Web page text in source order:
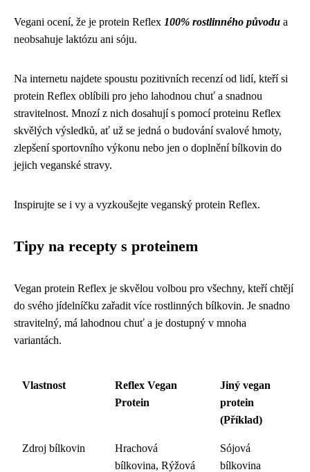
Vegani ocení, že je protein Reflex 100% rostlinného původu a
neobsahuje laktózu ani sóju.
Na internetu najdete spoustu pozitivních recenzí od lidí, kteří si
protein Reflex oblíbili pro jeho lahodnou chuť a snadnou
stravitelnost. Mnozí z nich dosahují s pomocí proteinu Reflex
skvělých výsledků, ať už se jedná o budování svalové hmoty,
zlepšení sportovního výkonu nebo jen o doplnění bílkovin do
jejich veganské stravy.
Inspirujte se i vy a vyzkoušejte veganský protein Reflex.
Tipy na recepty s proteinem
Vegan protein Reflex je skvělou volbou pro všechny, kteří chtějí
do svého jídelníčku zařadit více rostlinných bílkovin. Je snadno
stravitelný, má lahodnou chuť a je dostupný v mnoha
variantách.
Vlastnost
Reflex Vegan
Protein
Jiný vegan
protein
(Příklad)
Zdroj bílkovin
Hrachová
bílkovina, Rýžová
Sójová
bílkovina